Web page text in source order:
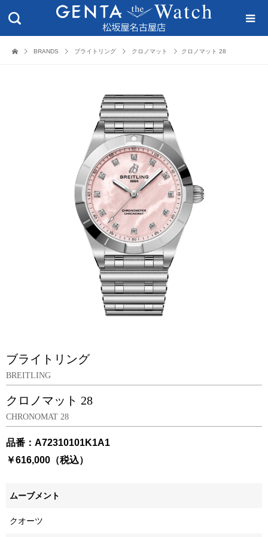
BRANDS ブライトリング クロノマット クロノマット 28
ブライトリング
BREITLING
クロノマット 28
CHRONOMAT 28
品番：A72310101K1A1
￥616,000（税込）
ムーブメント
クオーツ